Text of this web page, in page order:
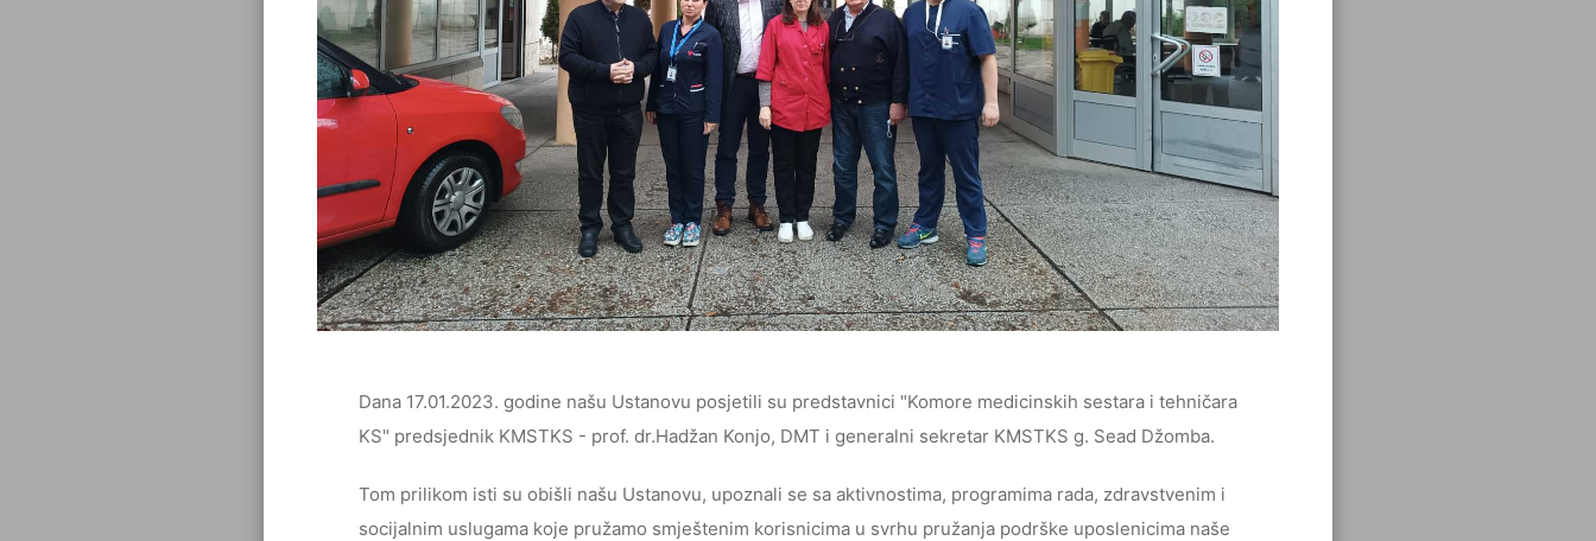
Dana 17.01.2023. godine našu Ustanovu posjetili su predstavnici "Komore medicinskih sestara i tehničara
KS" predsjednik KMSTKS - prof. dr.Hadžan Konjo, DMT i generalni sekretar KMSTKS g. Sead Džomba.
Tom prilikom isti su obišli našu Ustanovu, upoznali se sa aktivnostima, programima rada, zdravstvenim i
socijalnim uslugama koje pružamo smještenim korisnicima u svrhu pružanja podrške uposlenicima naše